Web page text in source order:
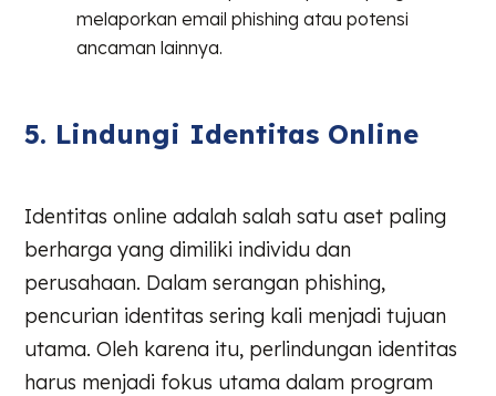
melaporkan email phishing atau potensi
ancaman lainnya.
5. Lindungi Identitas Online
Identitas online adalah salah satu aset paling
berharga yang dimiliki individu dan
perusahaan. Dalam serangan phishing,
pencurian identitas sering kali menjadi tujuan
utama. Oleh karena itu, perlindungan identitas
harus menjadi fokus utama dalam program